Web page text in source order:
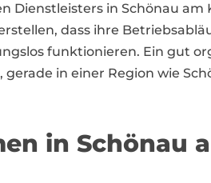
Dienstleisters in Schönau am
dass ihre
funktionieren. Ein gut
in einer Region wie
in Schönau